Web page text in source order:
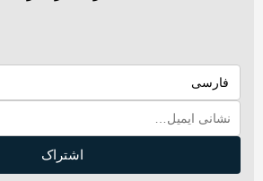
اشتراک